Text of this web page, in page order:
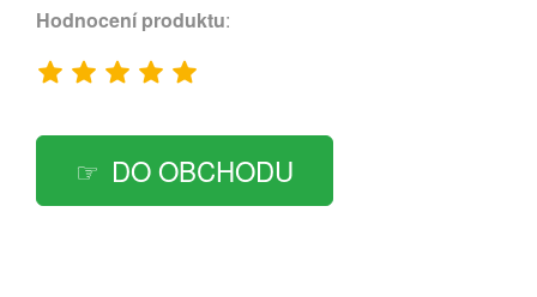
Hodnocení produktu:
DO OBCHODU